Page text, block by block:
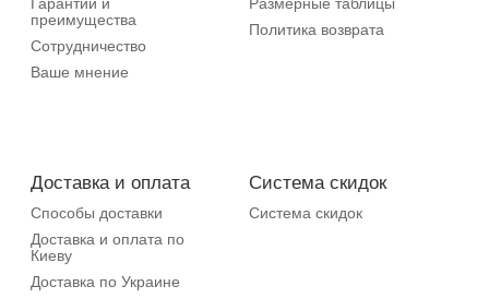
Гарантии и
преимущества
Сотрудничество
Ваше мнение
Размерные таблицы
Политика возврата
Доставка и оплата
Способы доставки
Доставка и оплата по
Киеву
Доставка по Украине
Система скидок
Система скидок